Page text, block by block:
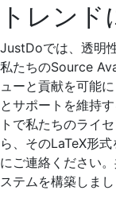
トレンド
JustDoでは、透明
私たちのSource
ューと貢献を可能
とサポートを維持
トで私たちのライ
ら、そのLaTeX形
にご連絡ください
ステムを構築しまし